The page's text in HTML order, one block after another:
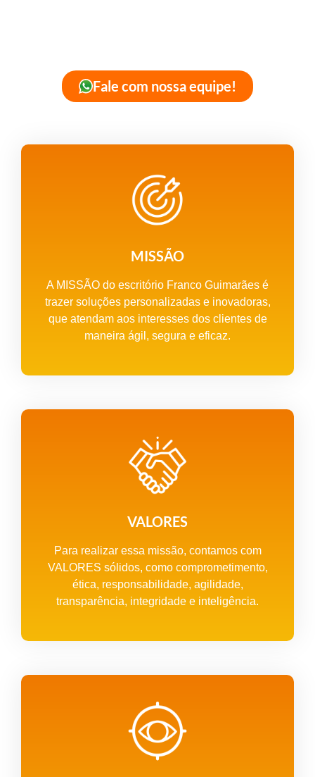
Fale com nossa equipe!
MISSÃO
A MISSÃO do escritório Franco Guimarães é
trazer soluções personalizadas e inovadoras,
que atendam aos interesses dos clientes de
maneira ágil, segura e eficaz.
VALORES
Para realizar essa missão, contamos com
VALORES sólidos, como comprometimento,
ética, responsabilidade, agilidade,
transparência, integridade e inteligência.